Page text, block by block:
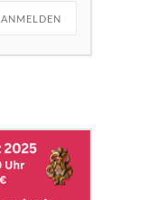
ANMELDEN